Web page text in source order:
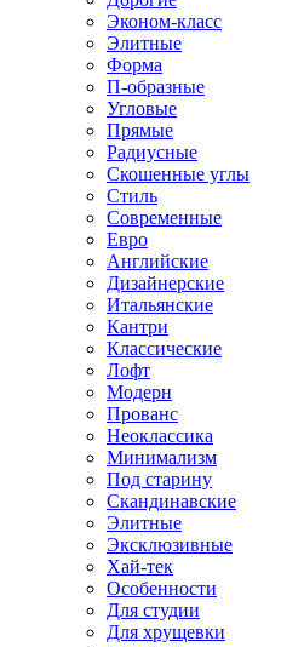
Эконом-класс
Элитные
Форма
П-образные
Угловые
Прямые
Радиусные
Скошенные углы
Стиль
Современные
Евро
Английские
Дизайнерские
Итальянские
Кантри
Классические
Лофт
Модерн
Прованс
Неоклассика
Минимализм
Под старину
Скандинавские
Элитные
Эксклюзивные
Хай-тек
Особенности
Для студии
Для хрущевки